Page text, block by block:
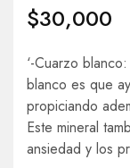
$30,000
‘-Cuarzo
blanco es que
propiciando
Este mineral
ansiedad y los